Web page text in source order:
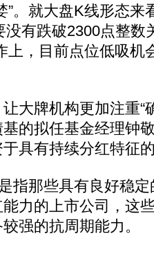
”。就大盘K线形态来
有跌破2300点整数
上，目前点位低吸机
牌机构更加注重“
的拟任基金经理钟
具有持续分红特征
那些具有良好稳定
力的上市公司，这
强的抗周期能力。